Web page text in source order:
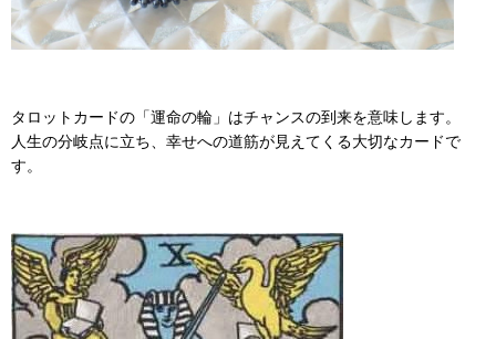
タロットカードの「運命の輪」はチャンスの到来を意味します。
人生の分岐点に立ち、幸せへの道筋が見えてくる大切なカードで
す。